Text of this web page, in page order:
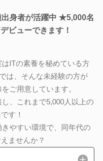
身者が活躍中 ★5,000名
ビューできます！
ITの素養を秘めている方
は、そんな未経験の方が
ご用意しています。
、これまで5,000人以上の
す！
やすい環境で、同年代の
ませんか？